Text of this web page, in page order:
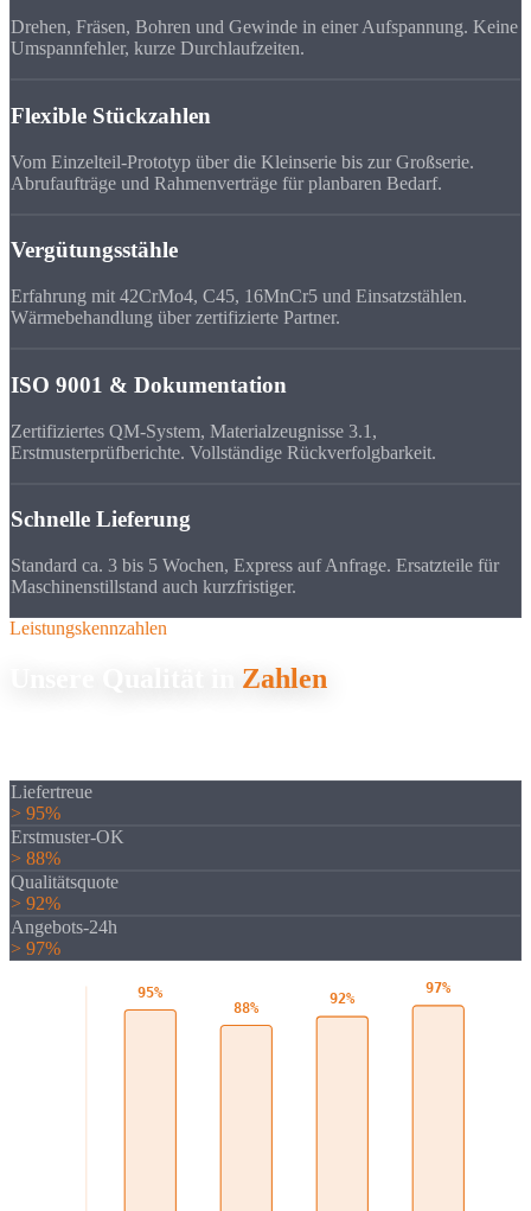
Drehen, Fräsen, Bohren und Gewinde in einer Aufspannung. Keine
Umspannfehler, kurze Durchlaufzeiten.
Flexible Stückzahlen
Vom Einzelteil-Prototyp über die Kleinserie bis zur Großserie.
Abrufaufträge und Rahmenverträge für planbaren Bedarf.
Vergütungsstähle
Erfahrung mit 42CrMo4, C45, 16MnCr5 und Einsatzstählen.
Wärmebehandlung über zertifizierte Partner.
ISO 9001 & Dokumentation
Zertifiziertes QM-System, Materialzeugnisse 3.1,
Erstmusterprüfberichte. Vollständige Rückverfolgbarkeit.
Schnelle Lieferung
Standard ca. 3 bis 5 Wochen, Express auf Anfrage. Ersatzteile für
Maschinenstillstand auch kurzfristiger.
Leistungskennzahlen
Zahlen
Liefertreue
> 95%
Erstmuster-OK
> 88%
Qualitätsquote
> 92%
Angebots-24h
> 97%
95%
88%
92%
97%